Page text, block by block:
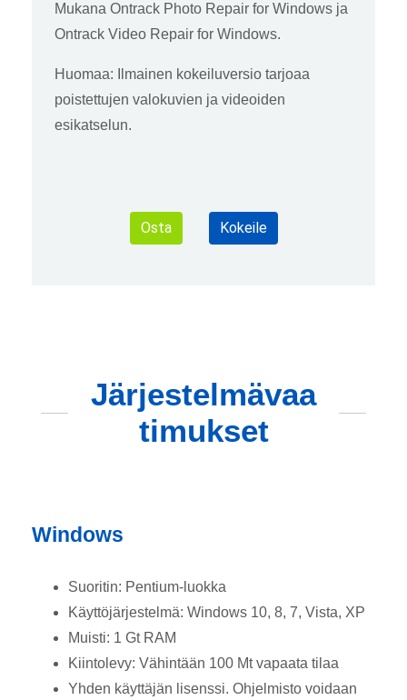
Mukana Ontrack Photo Repair for Windows ja
Ontrack Video Repair for Windows.
Huomaa: Ilmainen kokeiluversio tarjoaa
poistettujen valokuvien ja videoiden
esikatselun.
Osta Kokeile
Järjestelmävaa
timukset
Windows
Suoritin: Pentium-luokka
Käyttöjärjestelmä: Windows 10, 8, 7, Vista, XP
Muisti: 1 Gt RAM
Kiintolevy: Vähintään 100 Mt vapaata tilaa
Yhden käyttäjän lisenssi. Ohjelmisto voidaan